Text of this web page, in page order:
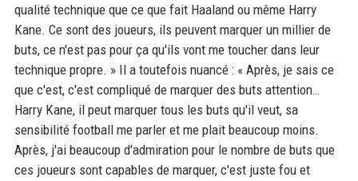
qualité technique que ce que fait Haaland ou même Harry
Kane. Ce sont des joueurs, ils peuvent marquer un millier de
buts, ce n'est pas pour ça qu'ils vont me toucher dans leur
technique propre. » Il a toutefois nuancé : « Après, je sais ce
que c'est, c'est compliqué de marquer des buts attention…
Harry Kane, il peut marquer tous les buts qu'il veut, sa
sensibilité football me parler et me plait beaucoup moins.
Après, j'ai beaucoup d'admiration pour le nombre de buts que
ces joueurs sont capables de marquer, c'est juste fou et